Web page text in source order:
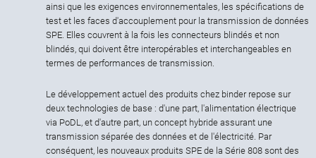
ainsi que les exigences environnementales, les spécifications de
test et les faces d'accouplement pour la transmission de données
SPE. Elles couvrent à la fois les connecteurs blindés et non
blindés, qui doivent être interopérables et interchangeables en
termes de performances de transmission.
Le développement actuel des produits chez binder repose sur
deux technologies de base : d'une part, l'alimentation électrique
via PoDL, et d'autre part, un concept hybride assurant une
transmission séparée des données et de l'électricité. Par
conséquent, les nouveaux produits SPE de la Série 808 sont des